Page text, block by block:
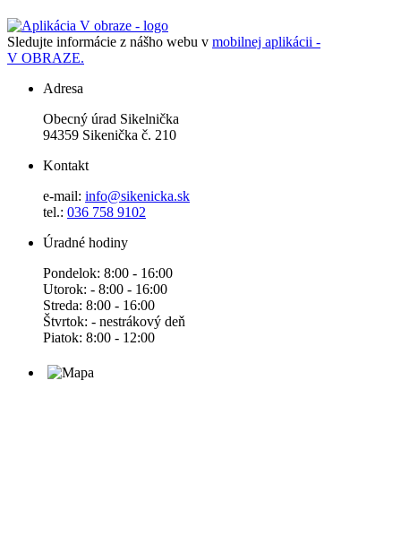
Sledujte informácie z nášho webu v mobilnej aplikácii -
V OBRAZE.
Adresa
Obecný úrad Sikelnička
94359 Sikenička č. 210
Kontakt
e-mail: info@sikenicka.sk
tel.: 036 758 9102
Úradné hodiny
Pondelok: 8:00 - 16:00
Utorok: - 8:00 - 16:00
Streda: 8:00 - 16:00
Štvrtok: - nestrákový deň
Piatok: 8:00 - 12:00